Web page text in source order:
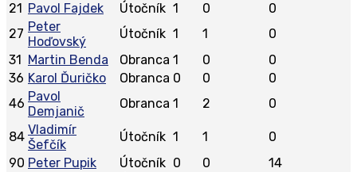
21 Pavol Fajdek Útočník 1 0
0
27 Peter
Hoďovský
Útočník 1 1
0
31 Martin Benda Obranca 1 0
0
36 Karol Ďuričko Obranca 0 0
0
46 Pavol
Demjanič
Obranca 1 2 0
84 Vladimír
Šefčík
Útočník 1 1
0
90 Peter Pupik Útočník 0 0
14